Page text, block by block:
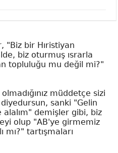
"Biz bir Hıristiyan
biz oturmuş ısrarla
topluluğu mu değil mi?"
müddetçe sizi
sanki "Gelin
demişler gibi, biz
olup "AB'ye girmemiz
mı?" tartışmaları